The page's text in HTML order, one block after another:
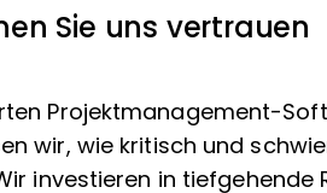
Sie uns vertrauen
Projektmanagement-
wir, wie kritisch und
investieren in tiefgehende